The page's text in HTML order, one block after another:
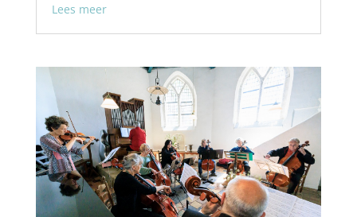
Lees meer